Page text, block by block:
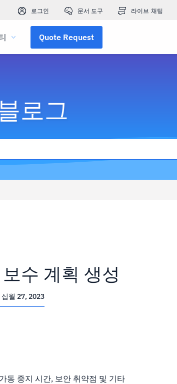
로그인 문서 도구 라이브 채팅
Quote Request
로그
수 계획 생성
십월 27, 2023
동 중지 시간, 보안 취약점 및 기타